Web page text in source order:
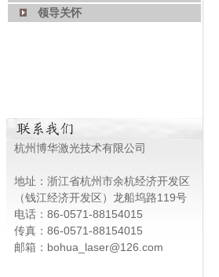
领导关怀
杭州博华激光技术有限公司
地址：浙江省杭州市余杭经济开发区
（钱江经济开发区）龙船坞路119号
电话：86-0571-88154015
传真：86-0571-88154015
邮箱：bohua_laser@126.com